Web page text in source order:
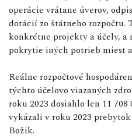
operácie vrátane úverov,
dotácií zo štátneho rozpočtu.
konkrétne projekty a účely,
pokrytie iných potrieb miest
Reálne rozpočtové
týchto účelovo viazaných
roku 2023 dosiahlo len 11 708
vykázali v roku 2023
Božik.